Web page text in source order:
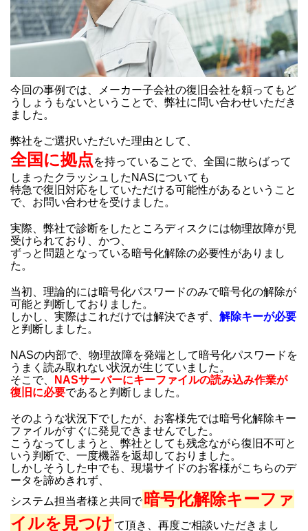
今回の事例では、メーカー子会社の復旧会社を頼ってもど
うしょうもないということで、弊社に問い合わせいただき
ました。
弊社をご選択いただいた理由として、
全国に拠点を持っていることで、全国に散らばって
しまったクラッシュしたNASについても
特急で復旧対応をしていただける可能性があるということ
で、お問い合わせを受けました。
実際、弊社で診断をしたところディスクには物理故障が見
受けられており、かつ、
ずっと問題となっている暗号化解除の必要性がありまし
た。
当初、理論的には暗号化パスワードのみで暗号化の解除が
可能と判断しておりました。
しかし、実際はこれだけでは解決できず、 解除キーが必要
と判断しました。
NASの内部で、物理故障を発端として暗号化パスワードを
うまく読み取れない状況が生じていました。
そこで、
NASサーバーにキーファイルの読み込み作業が
復旧に必要であると判断しました。
そのような状況下でしたが、お客様先では暗号化解除キー
ファイルがすぐに発見できませんでした。
こうなってしまうと、弊社としても残念ながら復旧不可と
いう判断で、一度機器を返却しておりました。
しかしそうした中でも、現場サイドのお客様がこちらのデ
ータを諦めきれず、
システム担当者様と共同で暗号化解除キーファ
イルを見つけ て頂き、再度ご相談いただきまし